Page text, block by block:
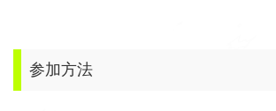
参加方法